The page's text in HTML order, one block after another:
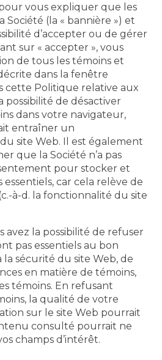
vous expliquer que les
Société (la « bannière ») et
d’accepter ou de gérer
sur « accepter », vous
de tous les témoins et
dans la fenêtre
cette Politique relative aux
possibilité de désactiver
dans votre navigateur,
entraîner un
site Web. Il est également
que la Société n’a pas
pour stocker et
car cela relève de
à-d. la fonctionnalité du site
la possibilité de refuser
pas essentiels au bon
sécurité du site Web, de
en matière de témoins,
témoins. En refusant
la qualité de votre
sur le site Web pourrait
consulté pourrait ne
champs d’intérêt.